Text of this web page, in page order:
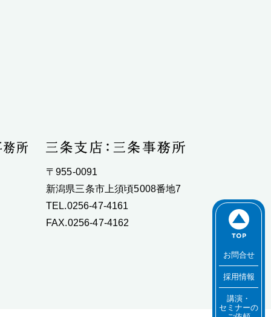
〒955-0091
新潟県三条市上須頃5008番地7
TEL.0256-47-4161
FAX.0256-47-4162
お問合せ
採用情報
講演・
セミナーの